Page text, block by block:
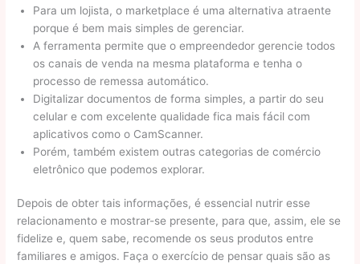
Para um lojista, o marketplace é uma alternativa atraente
porque é bem mais simples de gerenciar.
A ferramenta permite que o empreendedor gerencie todos
os canais de venda na mesma plataforma e tenha o
processo de remessa automático.
Digitalizar documentos de forma simples, a partir do seu
celular e com excelente qualidade fica mais fácil com
aplicativos como o CamScanner.
Porém, também existem outras categorias de comércio
eletrônico que podemos explorar.
Depois de obter tais informações, é essencial nutrir esse
relacionamento e mostrar-se presente, para que, assim, ele se
fidelize e, quem sabe, recomende os seus produtos entre
familiares e amigos. Faça o exercício de pensar quais são as